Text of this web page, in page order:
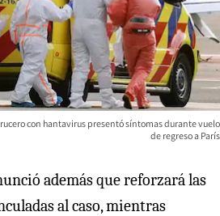
con hantavirus presentó síntomas durante vuelo
de regreso a París
además que reforzará las
al caso, mientras